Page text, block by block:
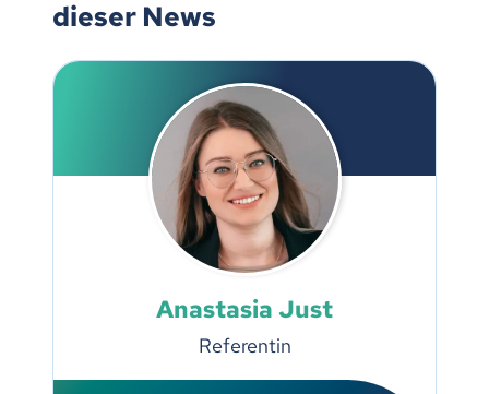
dieser News
Anastasia Just
Referentin